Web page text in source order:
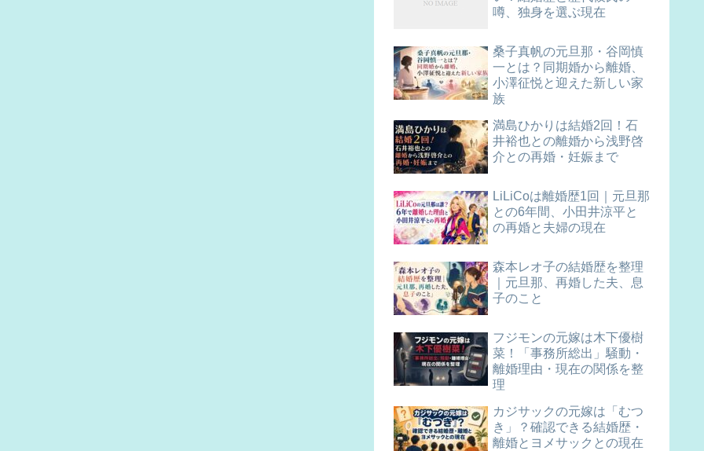
噂、独身を選ぶ現在
桑子真帆の元旦那・谷岡慎
一とは？同期婚から離婚、
小澤征悦と迎えた新しい家
族
満島ひかりは結婚2回！石
井裕也との離婚から浅野啓
介との再婚・妊娠まで
LiLiCoは離婚歴1回｜元旦那
との6年間、小田井涼平と
の再婚と夫婦の現在
森本レオ子の結婚歴を整理
｜元旦那、再婚した夫、息
子のこと
フジモンの元嫁は木下優樹
菜！「事務所総出」騒動・
離婚理由・現在の関係を整
理
カジサックの元嫁は「むつ
き」？確認できる結婚歴・
離婚とヨメサックとの現在